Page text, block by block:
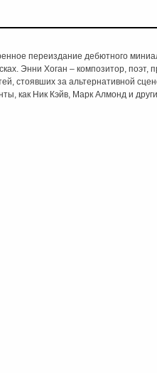
переиздание дебютного
Энни Хоган – композитор,
стоявших за альтернативной
как Ник Кэйв, Марк Алмонд и